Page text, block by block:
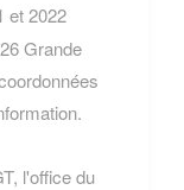
et 2022
Grande
l'office du